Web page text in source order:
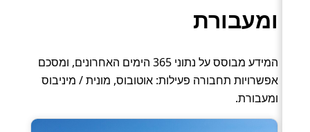
ומעבורת
המידע מבוסס על נתוני 365 הימים האחרונים, ומסכם
אפשרויות תחבורה פעילות: אוטובוס, מונית / מיניבוס
ומעבורת.